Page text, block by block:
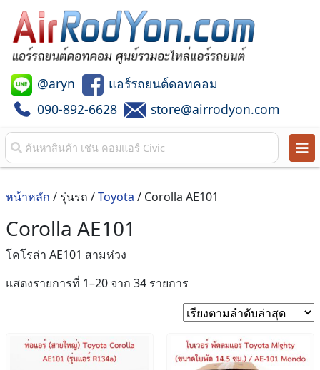
@aryn
แอร์รถยนต์ดอทคอม
090-892-6628
store@airrodyon.com
หน้าหลัก / รุ่นรถ /Toyota / Corolla AE101
Corolla AE101
โคโรล่า AE101 สามห่วง
แสดงรายการที่ 1–20 จาก 34 รายการ
by
latest